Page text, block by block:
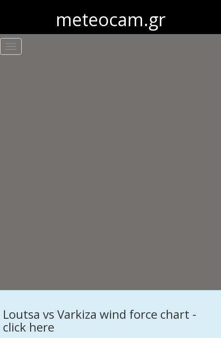
meteocam.gr
Loutsa vs Varkiza wind force chart -
click here